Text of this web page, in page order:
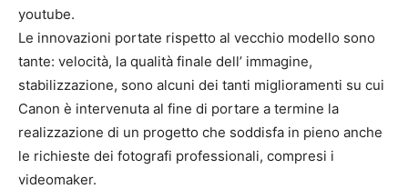
youtube.
Le innovazioni portate rispetto al vecchio modello sono
tante: velocità, la qualità finale dell’ immagine,
stabilizzazione, sono alcuni dei tanti miglioramenti su cui
Canon è intervenuta al fine di portare a termine la
realizzazione di un progetto che soddisfa in pieno anche
le richieste dei fotografi professionali, compresi i
videomaker.